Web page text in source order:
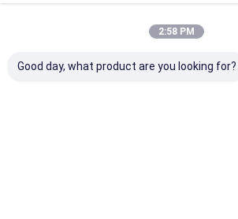
2:58 PM
Good day, what product are you looking for?